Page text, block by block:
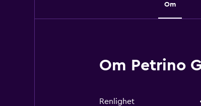
Om
Om Petrino
Renlighet